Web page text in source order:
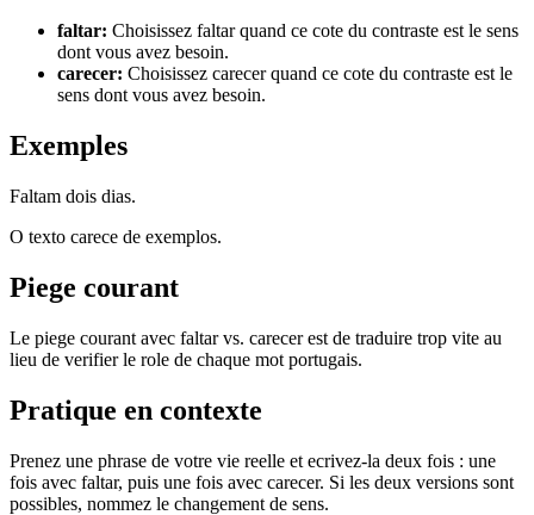
faltar: Choisissez faltar quand ce cote du contraste est le sens
dont vous avez besoin.
carecer: Choisissez carecer quand ce cote du contraste est le
sens dont vous avez besoin.
Exemples
Faltam dois dias.
O texto carece de exemplos.
Piege courant
Le piege courant avec faltar vs. carecer est de traduire trop vite au
lieu de verifier le role de chaque mot portugais.
Pratique en contexte
Prenez une phrase de votre vie reelle et ecrivez-la deux fois : une
fois avec faltar, puis une fois avec carecer. Si les deux versions sont
possibles, nommez le changement de sens.